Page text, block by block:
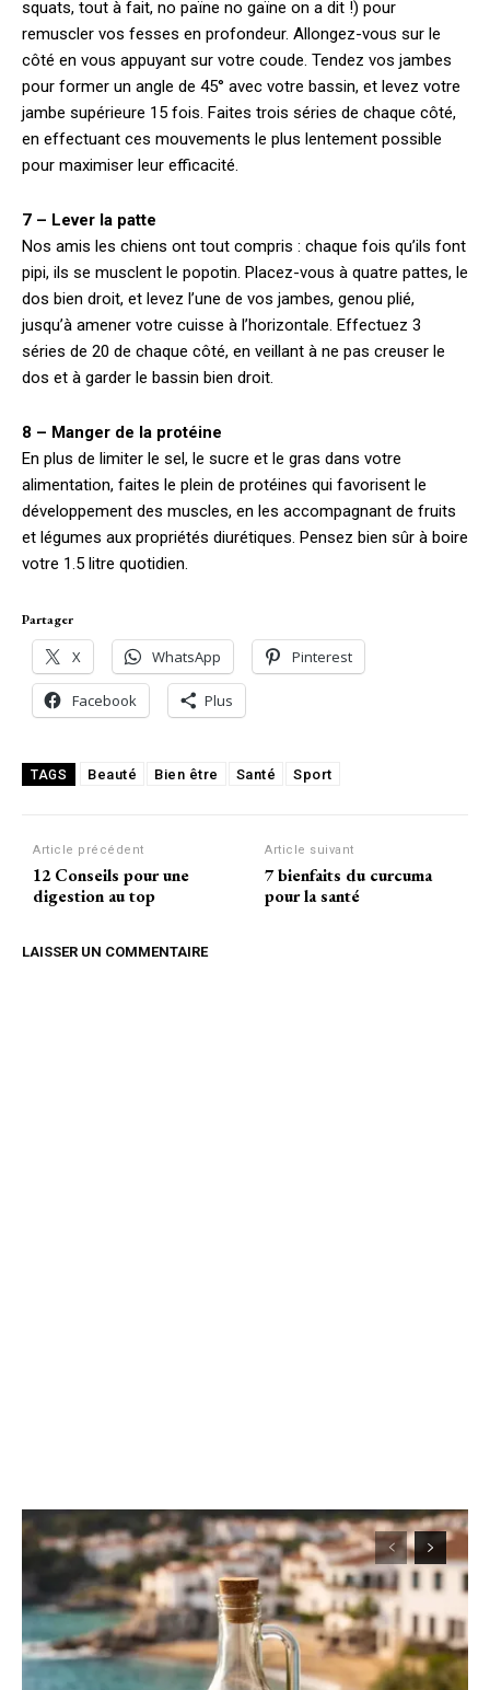
squats, tout à fait, no païne no gaïne on a dit !) pour
remuscler vos fesses en profondeur. Allongez-vous sur le
côté en vous appuyant sur votre coude. Tendez vos jambes
pour former un angle de 45° avec votre bassin, et levez votre
jambe supérieure 15 fois. Faites trois séries de chaque côté,
en effectuant ces mouvements le plus lentement possible
pour maximiser leur efficacité.
7 – Lever la patte
Nos amis les chiens ont tout compris : chaque fois qu’ils font
pipi, ils se musclent le popotin. Placez-vous à quatre pattes, le
dos bien droit, et levez l’une de vos jambes, genou plié,
jusqu’à amener votre cuisse à l’horizontale. Effectuez 3
séries de 20 de chaque côté, en veillant à ne pas creuser le
dos et à garder le bassin bien droit.
8 – Manger de la protéine
En plus de limiter le sel, le sucre et le gras dans votre
alimentation, faites le plein de protéines qui favorisent le
développement des muscles, en les accompagnant de fruits
et légumes aux propriétés diurétiques. Pensez bien sûr à boire
votre 1.5 litre quotidien.
Partager
X WhatsApp Pinterest
Facebook Plus
TAGS Beauté Bien être Santé Sport
Article précédent
12 Conseils pour une
digestion au top
Article suivant
7 bienfaits du curcuma
pour la santé
LAISSER UN COMMENTAIRE